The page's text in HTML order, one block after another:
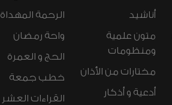
أناشيد
متون علمية
ومنظومات
مختارات من الأذان
أدعية و أذكار
الرحمة المهداة
واحة رمضان
الحج و العمرة
خطب جمعة
القراءات العشر